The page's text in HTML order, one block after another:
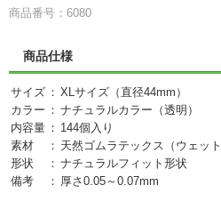
商品番号：6080
商品仕様
サイズ ： XLサイズ（直径44mm）
カラー ： ナチュラルカラー（透明）
内容量 ： 144個入り
素材
： 天然ゴムラテックス（ウェット
形状
： ナチュラルフィット形状
備考
： 厚さ0.05～0.07mm